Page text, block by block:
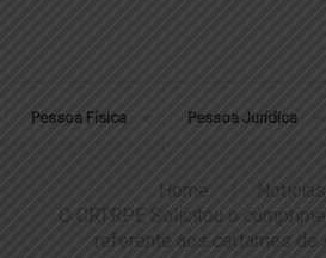
Pessoa Física Pessoa Jurídica
Home Notícias
O CRTRPE Solicitou o
referente aos certames de